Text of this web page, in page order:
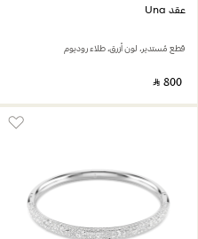
عقد Una
قطع مُستدير، لون أزرق، طلاء روديوم
‎ ⃁ ⁦800⁩ ‎